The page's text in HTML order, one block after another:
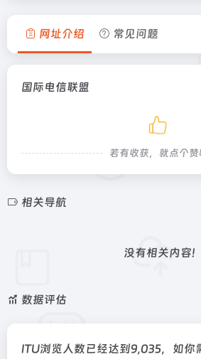
网址介绍 常见问题
国际电信联盟
若有收获，就点个赞
相关导航
没有相关内容!
数据评估
ITU浏览人数已经达到9,035，如你